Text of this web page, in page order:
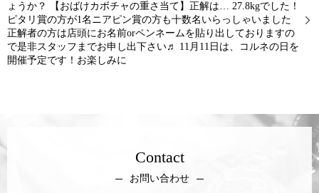
ょうか？ 【おばけカボチャの重さ当て】正解は… 27.8kgでした！
ピタリ賞の方が1名ニアピン賞の方も十数名いらっしゃいました
正解者の方は店頭にお名前orペンネームを貼り出しておりますの
で是非スタッフまでお申し出下さい♬ 11月11日は、コルネの日を
開催予定です！お楽しみに
Contact
お問い合わせ